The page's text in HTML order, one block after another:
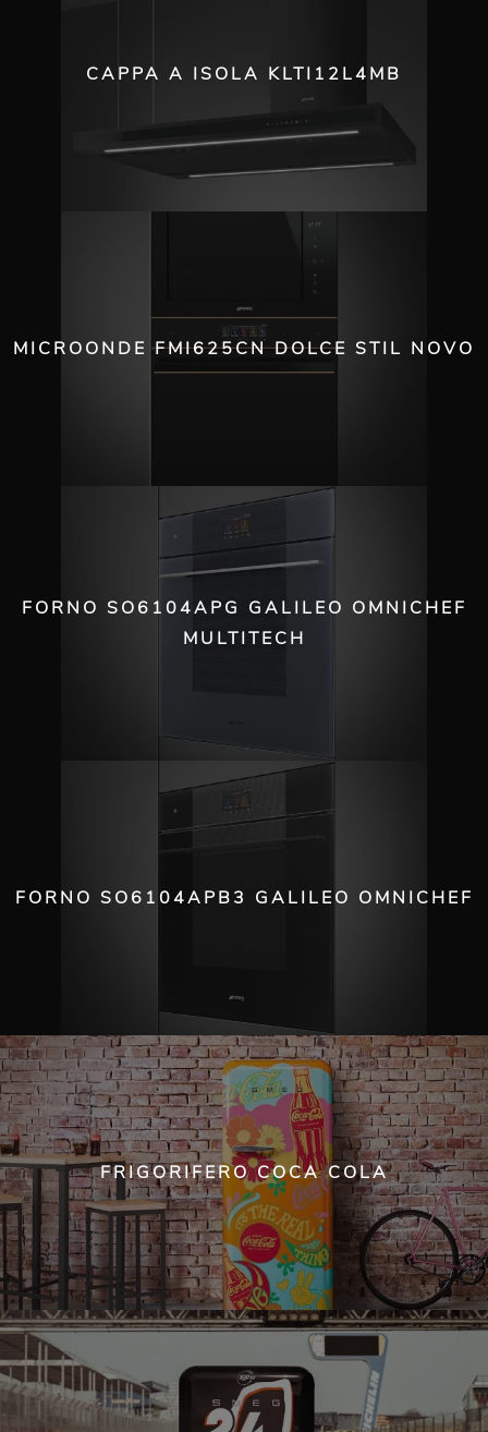
CAPPA A ISOLA KLTI12L4MB
MICROONDE FMI625CN DOLCE STIL NOVO
FORNO SO6104APG GALILEO OMNICHEF
MULTITECH
FORNO SO6104APB3 GALILEO OMNICHEF
FRIGORIFERO COCA COLA